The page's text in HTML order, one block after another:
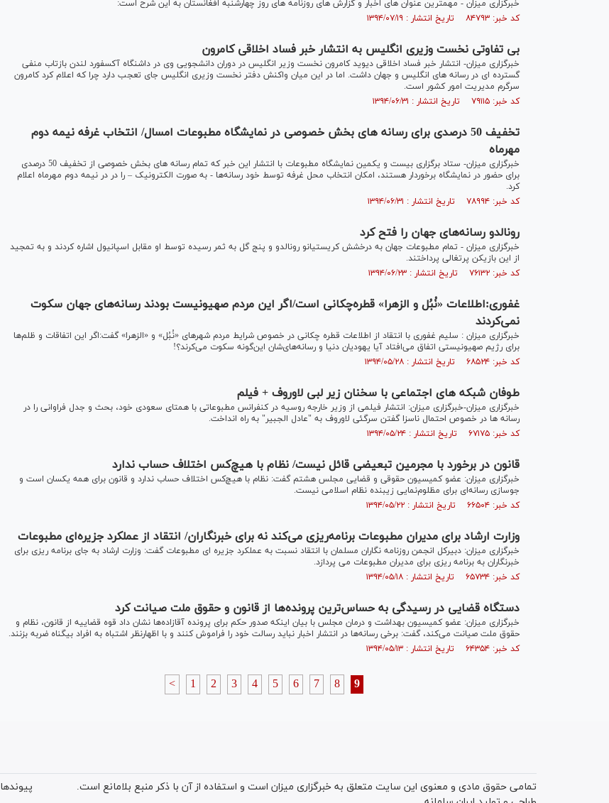
خبرگزاری میزان - مهمترین عنوان های اخبار و گزارش های روزنامه های روز چهارشنبه افغانستان به این شرح است:
کد خبر: ۸۴۷۹۳ تاریخ انتشار : ۱۳۹۴/۰۷/۱۹
بی تفاوتی نخست وزیری انگلیس به انتشار خبر فساد اخلاقی کامرون
خبرگزاری میزان- انتشار خبر فساد اخلاقی دیوید کامرون نخست وزیر انگلیس در دوران دانشجویی وی در داشنگاه آکسفورد لندن بازتاب منفی
گسترده ای در رسانه های انگلیس و جهان داشت. اما در این میان واکنش دفتر نخست وزیری انگلیس جای تعجب دارد چرا که اعلام کرد کامرون
سرگرم مدیریت امور کشور است.
کد خبر: ۷۹۱۱۵ تاریخ انتشار : ۱۳۹۴/۰۶/۳۱
تخفیف 50 درصدی برای رسانه های بخش خصوصی در نمایشگاه مطبوعات امسال/ انتخاب غرفه نیمه دوم
مهرماه
خبرگزاری میزان- ستاد برگزاری بیست و یکمین نمایشگاه مطبوعات با انتشار این خبر که تمام رسانه های بخش خصوصی از تخفیف 50 درصدی
برای حضور در نمایشگاه برخوردار هستند، امکان انتخاب محل غرفه توسط خود رسانه‌ها - به صورت الکترونیک – را در در نیمه دوم مهرماه اعلام
کرد.
کد خبر: ۷۸۹۹۴ تاریخ انتشار : ۱۳۹۴/۰۶/۳۱
رونالدو رسانه‌های جهان را فتح کرد
خبرگزاری میزان - تمام مطبوعات جهان به درخشش کریستیانو رونالدو و پنج گل به ثمر رسیده توسط او مقابل اسپانیول اشاره کردند و به تمجید
از این بازیکن پرتغالی پرداختند.
کد خبر: ۷۶۱۳۲ تاریخ انتشار : ۱۳۹۴/۰۶/۲۳
غفوری:اطلاعات «نُبُل و الزهرا» قطره‌چکانی است/اگر این مردم صهیونیست‌ بودند رسانه‌های جهان سکوت
‌نمی‌کردند
خبرگزاری میزان : سلیم غفوری با انتقاد از اطلاعات قطره چکانی در خصوص شرایط مردم شهرهای «نُبُل» و «الزهرا» گفت:اگر این اتفاقات و ظلم‌ها
برای رژیم صهیونیستی اتفاق می‌افتاد آیا یهودیان دنیا و رسانه‌های‌شان این‌گونه سکوت می‌کرند؟!
کد خبر: ۶۸۵۲۴ تاریخ انتشار : ۱۳۹۴/۰۵/۲۸
طوفان شبکه های اجتماعی با سخنان زیر لبی لاوروف + فیلم
خبرگزاری میزان-خبرگزاری میزان: انتشار فیلمی از وزیر خارجه روسیه در کنفرانس مطبوعاتی با همتای سعودی خود، بحث و جدل فراوانی را در
رسانه ها در خصوص احتمال ناسزا گفتن سرگئی لاوروف به "عادل الجبیر" به راه انداخت.
کد خبر: ۶۷۱۷۵ تاریخ انتشار : ۱۳۹۴/۰۵/۲۴
قانون در برخورد با مجرمین تبعیضی قائل نیست/ نظام با هیچ‌کس اختلاف حساب ندارد
خبرگزاری میزان: عضو کمیسیون حقوقی و قضایی مجلس هشتم گفت: نظام با هیچ‌کس اختلاف حساب ندارد و قانون برای همه یکسان است و
جوسازی رسانه‌ای برای مظلوم‌نمایی زیبنده نظام اسلامی نیست.
کد خبر: ۶۶۵۰۴ تاریخ انتشار : ۱۳۹۴/۰۵/۲۲
وزارت ارشاد برای مدیران مطبوعات برنامه‌ریزی می‌کند نه برای خبرنگاران/ انتقاد از عملکرد جزیره‌ای مطبوعات
خبرگزاری میزان: دبیرکل انجمن روزنامه نگاران مسلمان با انتقاد نسبت به عملکرد جزیره ای مطبوعات گفت: وزارت ارشاد به جای برنامه ریزی برای
خبرنگاران به برنامه ریزی برای مدیران مطبوعات می پردازد.
کد خبر: ۶۵۷۳۴ تاریخ انتشار : ۱۳۹۴/۰۵/۱۸
دستگاه قضایی در رسیدگی به حساس‌ترین پرونده‌ها از قانون و حقوق ملت صیانت کرد
خبرگزاری میزان: عضو کمیسیون بهداشت و درمان مجلس با بیان اینکه صدور حکم برای پرونده آقازاده‌ها نشان داد قوه قضاییه از قانون، نظام و
حقوق ملت صیانت می‌کند، گفت: برخی رسانه‌ها در انتشار اخبار نباید رسالت خود را فراموش کنند و با اظهارنظر اشتباه به افراد بیگناه ضربه بزنند.
کد خبر: ۶۴۳۵۴ تاریخ انتشار : ۱۳۹۴/۰۵/۱۳
< 1 2 3 4 5 6 7 8 9
تمامی حقوق مادی و معنوی این سایت متعلق به خبرگزاری میزان است و استفاده از آن با ذکر منبع بلامانع است.
پیوندها